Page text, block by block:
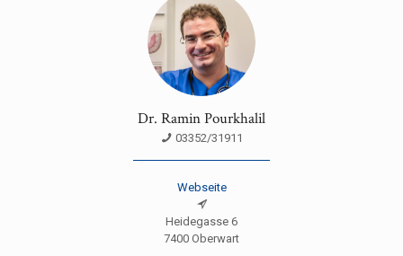
Dr. Ramin Pourkhalil
03352/31911
Webseite
Heidegasse 6
7400 Oberwart